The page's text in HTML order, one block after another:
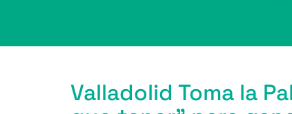
Valladolid Toma la